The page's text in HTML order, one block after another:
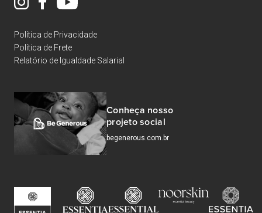
Política de Privacidade
Política de Frete
Relatório de Igualdade Salarial
Conheça nosso
projeto social
begenerous.com.br